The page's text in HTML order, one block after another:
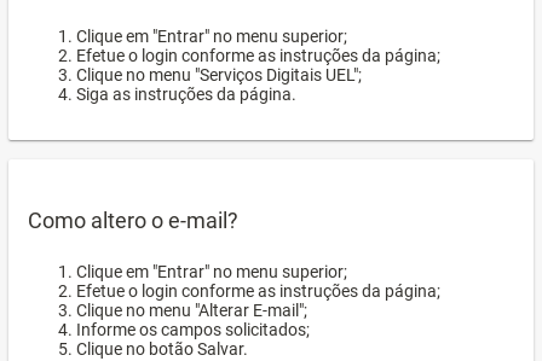
Clique em "Entrar" no menu superior;
Efetue o login conforme as instruções da página;
Clique no menu "Serviços Digitais UEL";
Siga as instruções da página.
Como altero o e-mail?
Clique em "Entrar" no menu superior;
Efetue o login conforme as instruções da página;
Clique no menu "Alterar E-mail";
Informe os campos solicitados;
Clique no botão Salvar.